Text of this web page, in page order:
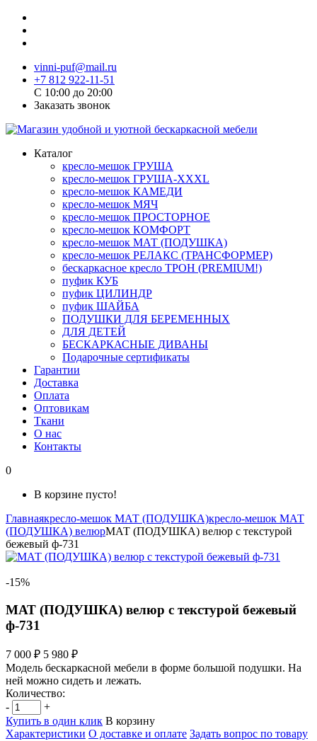
vinni-puf@mail.ru
+7 812 922-11-51
C 10:00 до 20:00
Заказать звонок
Каталог
кресло-мешок ГРУША
кресло-мешок ГРУША-XXXL
кресло-мешок КАМЕДИ
кресло-мешок МЯЧ
кресло-мешок ПРОСТОРНОЕ
кресло-мешок КОМФОРТ
кресло-мешок МАТ (ПОДУШКА)
кресло-мешок РЕЛАКС (ТРАНСФОРМЕР)
бескаркасное кресло ТРОН (PREMIUM!)
пуфик КУБ
пуфик ЦИЛИНДР
пуфик ШАЙБА
ПОДУШКИ ДЛЯ БЕРЕМЕННЫХ
ДЛЯ ДЕТЕЙ
БЕСКАРКАСНЫЕ ДИВАНЫ
Подарочные сертификаты
Гарантии
Доставка
Оплата
Оптовикам
Ткани
О нас
Контакты
0
В корзине пусто!
Главнаякресло-мешок МАТ (ПОДУШКА)кресло-мешок МАТ
(ПОДУШКА) велюрМАТ (ПОДУШКА) велюр с текстурой
бежевый ф-731
-15%
МАТ (ПОДУШКА) велюр с текстурой бежевый
ф-731
7 000 ₽ 5 980 ₽
Модель бескаркасной мебели в форме большой подушки. На
ней можно сидеть и лежать.
Количество:
-
+
Купить в один клик В корзину
Характеристики О доставке и оплате Задать вопрос по товару